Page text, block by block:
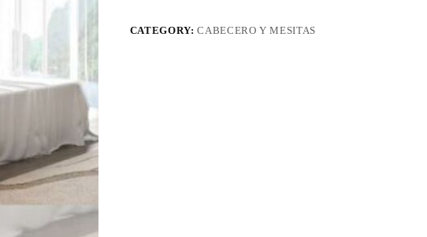
CATEGORY:CABECERO Y MESITAS